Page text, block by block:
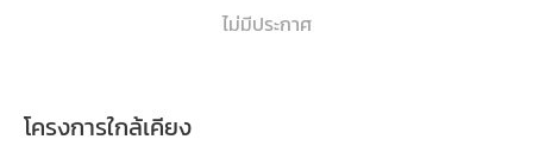
ไม่มีประกาศ
โครงการใกล้เคียง